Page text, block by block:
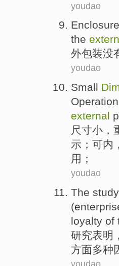
youdao
Enclosure
the
外包装没
youdao
Small
Operation
external
尺寸小 ，
示；可内 ，
用；
youdao
The study
(
loyalty of
研究表明 ，
方面多种
youdao